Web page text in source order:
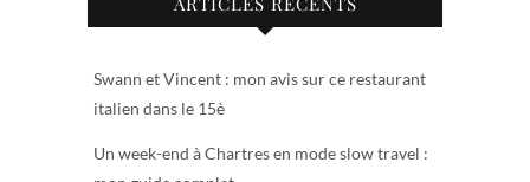
Swann et Vincent : mon avis sur ce restaurant
italien dans le 15è
Un week-end à Chartres en mode slow travel :